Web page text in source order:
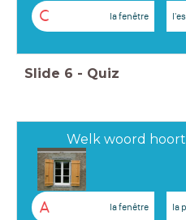
C la fenêtre
Slide 6 - Quiz
Welk woord
A la fenêtre la